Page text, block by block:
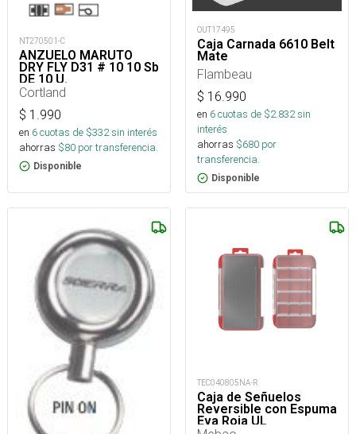
NT270501-C
ANZUELO MARUTO
DRY FLY D31 # 10 10 Sb
DE 10 U.
Cortland
$ 1.990
en 6cuotas de $332sin interés
ahorras $80 por transferencia.
Disponible
OUT17495
Caja Carnada 6610 Belt
Mate
Flambeau
$ 16.990
en 6cuotas de $2.832sin
interés
ahorras $680 por
transferencia.
Disponible
TEC040805NA-R
Caja de Señuelos
Reversible con Espuma
Eva Roja UL